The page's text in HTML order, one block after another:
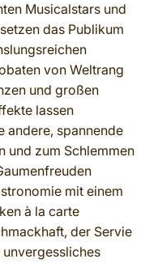
Musicalstars und
das Publikum
von Weltrang
und großen
lassen
andere, spannende
und zum Schlemmen
mit einem
à la carte
der Servie